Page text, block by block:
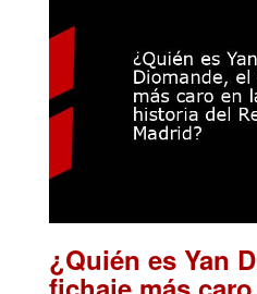
¿Quién es Yan